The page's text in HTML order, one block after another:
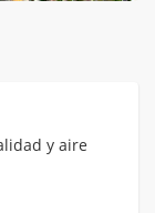
y aire